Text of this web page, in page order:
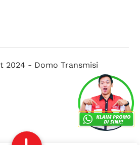
2024 - Domo Transmisi